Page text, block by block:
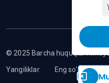
© 2025 Barcha huquqlar
Yangiliklar Eng so'nggi